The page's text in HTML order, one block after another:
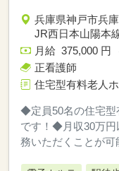
兵庫県神戸市兵
JR西日本山陽
月給 375,000 円
正看護師
住宅型有料老人
◆定員50名の住宅型
です！◆月収30万
務いただくことが可